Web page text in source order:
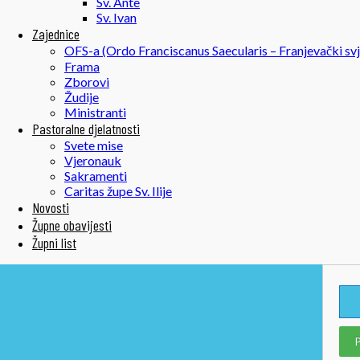
Sv. Ivan
Zajednice
OFS-a (Ordo Franciscanus Saecularis – Franjevački
Frama
Zborovi
Žudije
Ministranti
Pastoralne djelatnosti
Svete mise
Vjeronauk
Sakramenti
Caritas župe Sv. Ilije
Novosti
Župne obavijesti
Župni list